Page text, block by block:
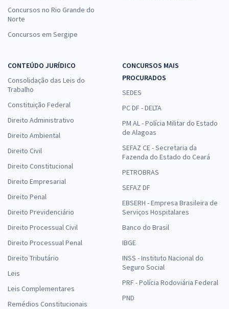
Concursos no Rio Grande do
Norte
Concursos em Sergipe
CONTEÚDO JURÍDICO
Consolidação das Leis do
Trabalho
Constituição Federal
Direito Administrativo
Direito Ambiental
Direito Civil
Direito Constitucional
Direito Empresarial
Direito Penal
Direito Previdenciário
Direito Processual Civil
Direito Processual Penal
Direito Tributário
Leis
Leis Complementares
Remédios Constitucionais
CONCURSOS MAIS
PROCURADOS
SEDES
PC DF - DELTA
PM AL - Polícia Militar do Estado
de Alagoas
SEFAZ CE - Secretaria da
Fazenda do Estado do Ceará
PETROBRAS
SEFAZ DF
EBSERH - Empresa Brasileira de
Serviços Hospitalares
Banco do Brasil
IBGE
INSS - Instituto Nacional do
Seguro Social
PRF - Polícia Rodoviária Federal
PND